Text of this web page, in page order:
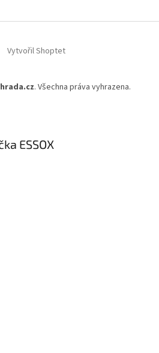
Vytvořil Shoptet
. Všechna práva vyhrazena.
ESSOX